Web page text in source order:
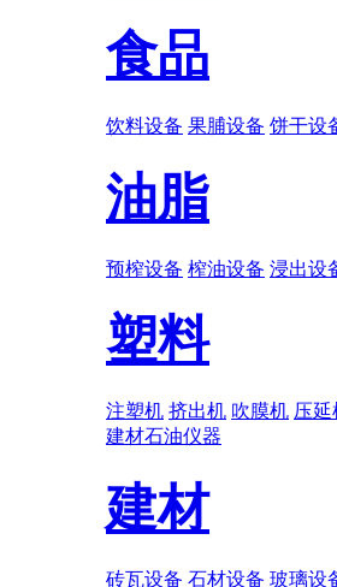
食品
饮料设备 果脯设备 饼干设
油脂
预榨设备 榨油设备 浸出设
塑料
注塑机 挤出机 吹膜机 压延
建材石油仪器
建材
砖瓦设备 石材设备 玻璃设